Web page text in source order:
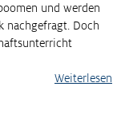
und werden
nachgefragt. Doch
Weiterlesen